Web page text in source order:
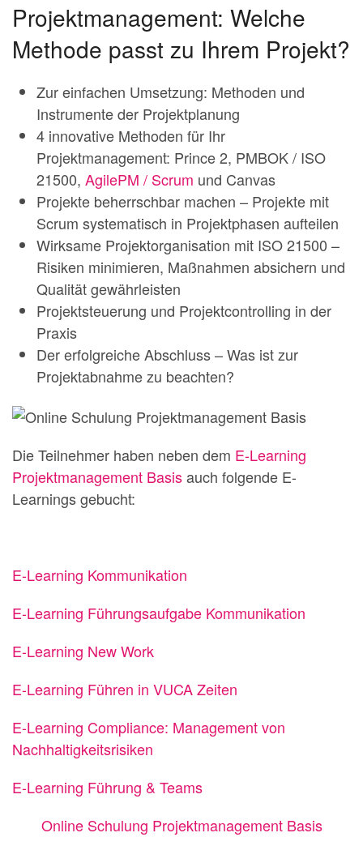
Projektmanagement: Welche
Methode passt zu Ihrem Projekt?
Zur einfachen Umsetzung: Methoden und
Instrumente der Projektplanung
4 innovative Methoden für Ihr
Projektmanagement: Prince 2, PMBOK / ISO
21500, AgilePM / Scrum und Canvas
Projekte beherrschbar machen – Projekte mit
Scrum systematisch in Projektphasen aufteilen
Wirksame Projektorganisation mit ISO 21500 –
Risiken minimieren, Maßnahmen absichern und
Qualität gewährleisten
Projektsteuerung und Projektcontrolling in der
Praxis
Der erfolgreiche Abschluss – Was ist zur
Projektabnahme zu beachten?
Die Teilnehmer haben neben dem E-Learning
Projektmanagement Basisauch folgende E-
Learnings gebucht:
E-Learning Kommunikation
E-Learning Führungsaufgabe Kommunikation
E-Learning New Work
E-Learning Führen in VUCA Zeiten
E-Learning Compliance: Management von
Nachhaltigkeitsrisiken
E-Learning Führung & Teams
Online Schulung Projektmanagement Basis